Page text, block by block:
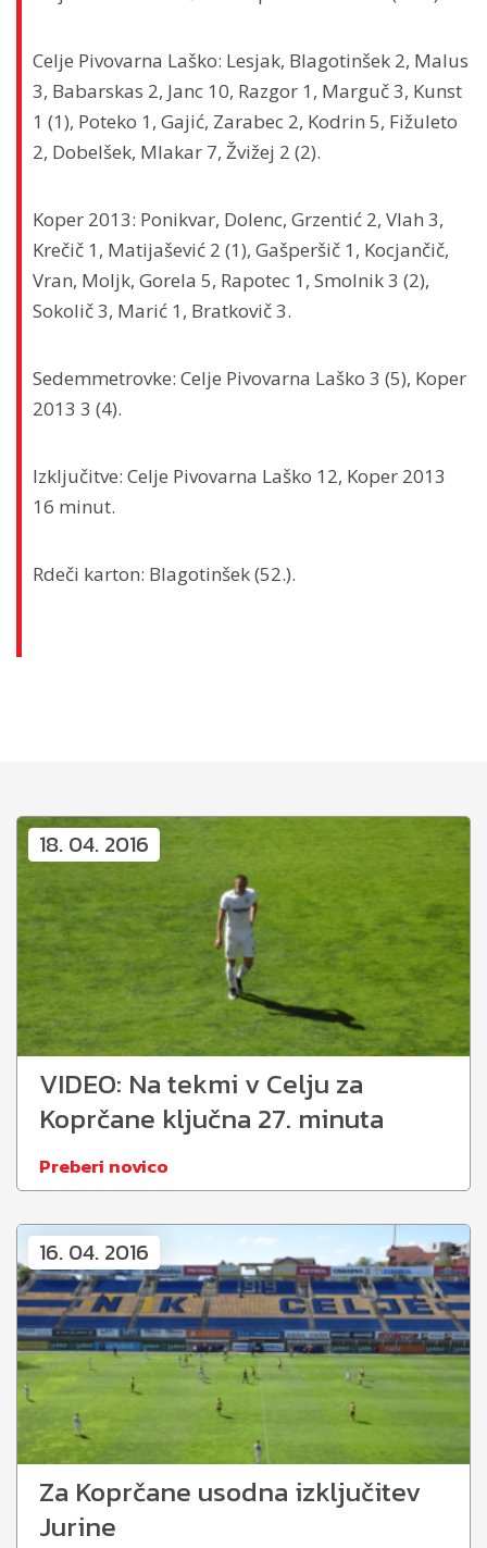
Celje Pivovarna Laško: Lesjak, Blagotinšek 2, Malus
3, Babarskas 2, Janc 10, Razgor 1, Marguč 3, Kunst
1 (1), Poteko 1, Gajić, Zarabec 2, Kodrin 5, Fižuleto
2, Dobelšek, Mlakar 7, Žvižej 2 (2).
Koper 2013: Ponikvar, Dolenc, Grzentić 2, Vlah 3,
Krečič 1, Matijašević 2 (1), Gašperšič 1, Kocjančič,
Vran, Moljk, Gorela 5, Rapotec 1, Smolnik 3 (2),
Sokolič 3, Marić 1, Bratkovič 3.
Sedemmetrovke: Celje Pivovarna Laško 3 (5), Koper
2013 3 (4).
Izključitve: Celje Pivovarna Laško 12, Koper 2013
16 minut.
Rdeči karton: Blagotinšek (52.).
18. 04. 2016
VIDEO: Na tekmi v Celju za
Koprčane ključna 27. minuta
Preberi novico
16. 04. 2016
Za Koprčane usodna izključitev
Jurine